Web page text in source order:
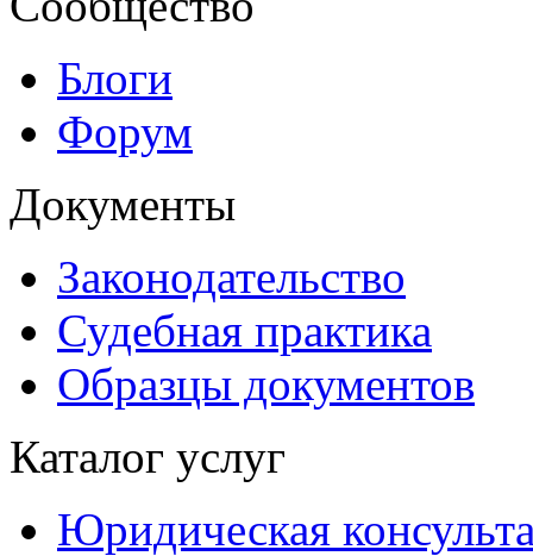
Блоги
Форум
Документы
Законодательство
Судебная практика
Образцы документов
Каталог услуг
Юридическая